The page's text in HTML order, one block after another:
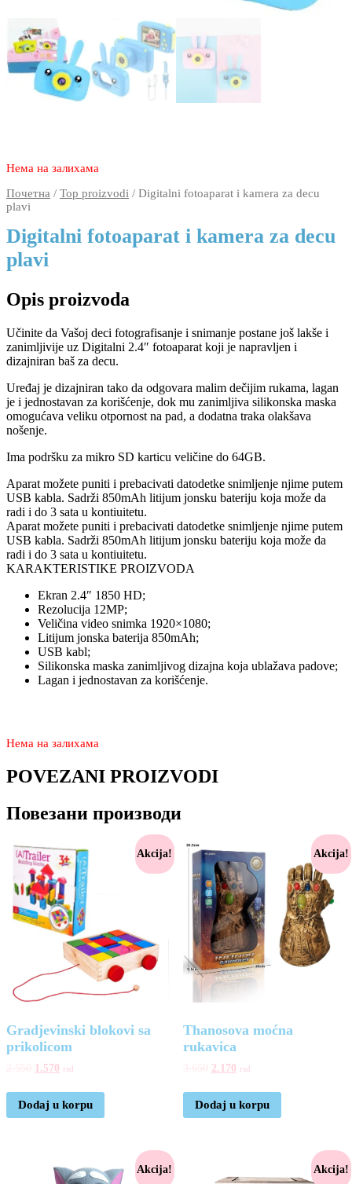
Нема на залихама
Почетна / Top proizvodi / Digitalni fotoaparat i kamera za decu
plavi
Digitalni fotoaparat i kamera za decu
plavi
Opis proizvoda
Učinite da Vašoj deci fotografisanje i snimanje postane još lakše i
zanimljivije uz Digitalni 2.4″ fotoaparat koji je napravljen i
dizajniran baš za decu.
Uređaj je dizajniran tako da odgovara malim dečijim rukama, lagan
je i jednostavan za korišćenje, dok mu zanimljiva silikonska maska
omogućava veliku otpornost na pad, a dodatna traka olakšava
nošenje.
Ima podršku za mikro SD karticu veličine do 64GB.
Aparat možete puniti i prebacivati datodetke snimljenje njime putem
USB kabla. Sadrži 850mAh litijum jonsku bateriju koja može da
radi i do 3 sata u kontiuitetu.
Aparat možete puniti i prebacivati datodetke snimljenje njime putem
USB kabla. Sadrži 850mAh litijum jonsku bateriju koja može da
radi i do 3 sata u kontiuitetu.
KARAKTERISTIKE PROIZVODA
Ekran 2.4″ 1850 HD;
Rezolucija 12MP;
Veličina video snimka 1920×1080;
Litijum jonska baterija 850mAh;
USB kabl;
Silikonska maska zanimljivog dizajna koja ublažava padove;
Lagan i jednostavan za korišćenje.
Нема на залихама
POVEZANI PROIZVODI
Повезани производи
Akcija!
Gradjevinski blokovi sa
prikolicom
1.570 rsd
Dodaj u korpu
Akcija!
Thanosova moćna
rukavica
2.170 rsd
Dodaj u korpu
Akcija! Akcija!